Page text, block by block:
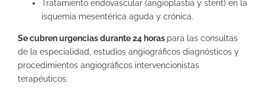
Tratamiento endovascular (angioplastia y stent) en la
isquemia mesentérica aguda y crónica.
Se cubren urgencias durante 24 horas para las consultas
de la especialidad, estudios angiográficos diagnósticos y
procedimientos angiográficos intervencionistas
terapéuticos.